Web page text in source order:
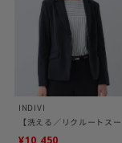
-・-・-・-・-・-・-・-・
■気になるアイテムは
[お気に入り登録とは？]
オンラインサイトの各
クリックして簡単に追
INDIVI
【洗える／リクルートス
¥10,450